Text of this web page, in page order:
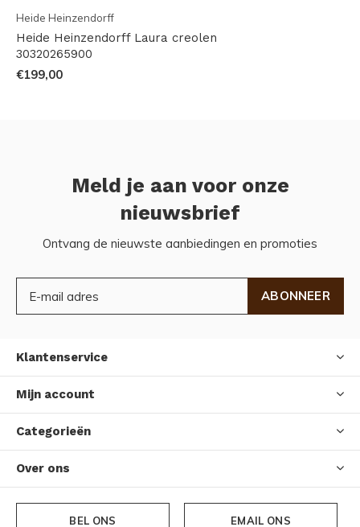
Heide Heinzendorff
Heide Heinzendorff Laura creolen
30320265900
€199,00
Meld je aan voor onze
nieuwsbrief
Ontvang de nieuwste aanbiedingen en promoties
ABONNEER
Klantenservice
Mijn account
Categorieën
Over ons
BEL ONS EMAIL ONS